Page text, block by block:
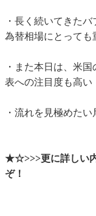
・長く続いてきた
為替相場にとっても
・また本日は、米
表への注目度も高い
・流れを見極めたい
★☆>>>更に詳しい
ぞ！